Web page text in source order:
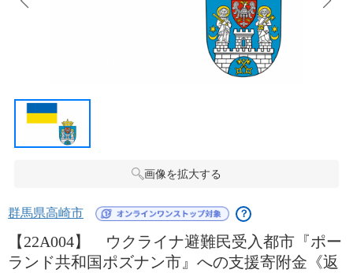
画像を拡大する
群馬県高崎市 ？
【22A004】 ウクライナ避難民受入都市『ポー
ランド共和国ポズナン市』への支援寄附金《返